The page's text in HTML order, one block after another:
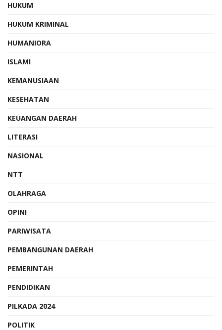
HUKUM
HUKUM KRIMINAL
HUMANIORA
ISLAMI
KEMANUSIAAN
KESEHATAN
KEUANGAN DAERAH
LITERASI
NASIONAL
NTT
OLAHRAGA
OPINI
PARIWISATA
PEMBANGUNAN DAERAH
PEMERINTAH
PENDIDIKAN
PILKADA 2024
POLITIK